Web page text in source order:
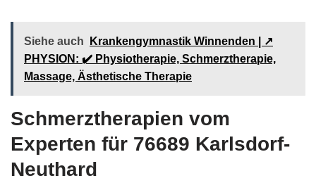
Siehe auch
Krankengymnastik Winnenden | ↗️
PHYSION: ✔️ Physiotherapie, Schmerztherapie,
Massage, Ästhetische Therapie
Schmerztherapien vom
Experten für 76689 Karlsdorf-
Neuthard